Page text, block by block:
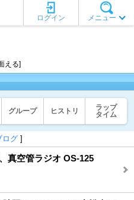
メニュー
ログイン
える]
グループ ヒストリ
ラップ
タイム
ログ ]
真空管ラジオ OS-125